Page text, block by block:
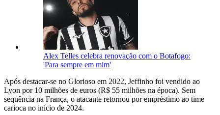
Alex Telles celebra renovação com o Botafogo:
'Para sempre em mim'
Após destacar-se no Glorioso em 2022, Jeffinho foi vendido ao
Lyon por 10 milhões de euros (R$ 55 milhões na época). Sem
sequência na França, o atacante retornou por empréstimo ao time
carioca no início de 2024.